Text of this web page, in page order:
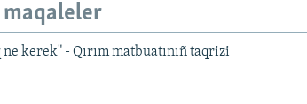
maqaleler
kerek" - Qırım matbuatınıñ taqrizi